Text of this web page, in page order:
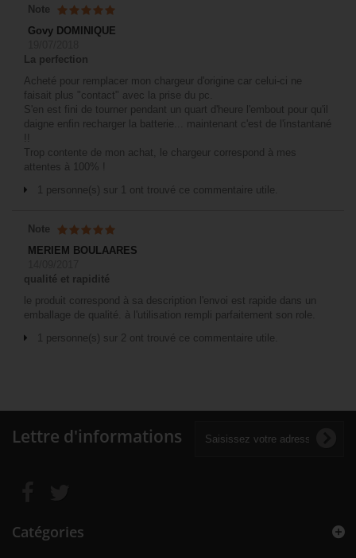
Note
Govy DOMINIQUE
La perfection
Acheté pour remplacer mon chargeur d'origine car celui-ci ne
faisait plus "contact" avec la prise du pc.
S'en est fini de tourner pendant un quart d'heure l'embout pour qu'il
daigne enfin recharger la batterie... maintenant c'est de l'instantané
Trop contente de mon achat, le chargeur correspond à mes
attentes à 100% !
1 personne(s) sur 1 ont trouvé ce commentaire utile.
Note
MERIEM BOULAARES
qualité et rapidité
le produit correspond à sa description l'envoi est rapide dans un
emballage de qualité. à l'utilisation rempli parfaitement son role.
1 personne(s) sur 2 ont trouvé ce commentaire utile.
Lettre d'informations
Catégories